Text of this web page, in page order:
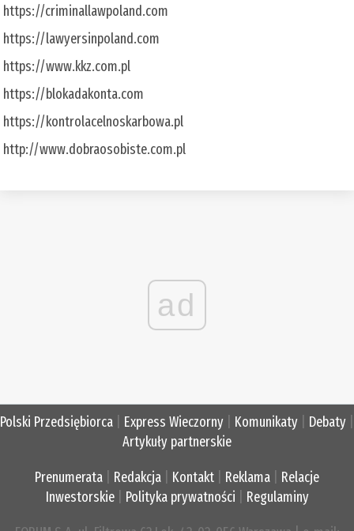
https://criminallawpoland.com
https://lawyersinpoland.com
https://www.kkz.com.pl
https://blokadakonta.com
https://kontrolacelnoskarbowa.pl
http://www.dobraosobiste.com.pl
ad
Polski Przedsiębiorca Express Wieczorny Komunikaty Debaty
Artykuły partnerskie
Prenumerata Redakcja Kontakt Reklama
Relacje
Inwestorskie| Polityka prywatności Regulaminy